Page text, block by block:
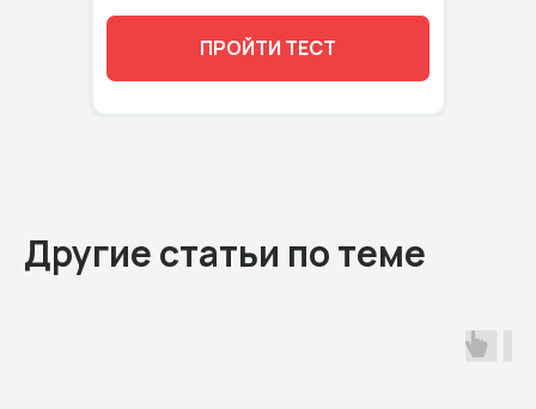
ПРОЙТИ ТЕСТ
Другие статьи по теме